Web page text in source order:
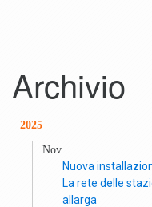
Archivio
2025
Nov
Nuova
La rete delle
allarga